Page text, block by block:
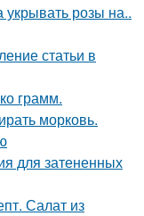
укрывать розы на..
статьи в
грамм.
морковь.
для затененных
Салат из